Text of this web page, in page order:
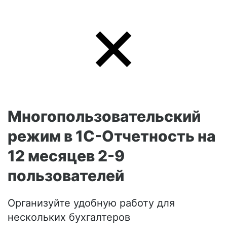
Многопользовательский
режим в 1С-Отчетность на
12 месяцев 2-9
пользователей
Организуйте удобную работу для
нескольких бухгалтеров